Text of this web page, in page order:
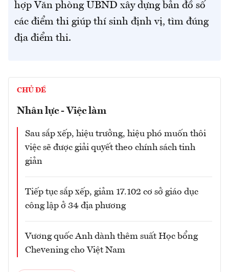
hợp Văn phòng UBND xây dựng bản đồ số
các điểm thi giúp thí sinh định vị, tìm đúng
địa điểm thi.
CHỦ ĐỀ
Nhân lực - Việc làm
Sau sắp xếp, hiệu trưởng, hiệu phó muốn thôi
việc sẽ được giải quyết theo chính sách tinh
giản
Tiếp tục sắp xếp, giảm 17.102 cơ sở giáo dục
công lập ở 34 địa phương
Vương quốc Anh dành thêm suất Học bổng
Chevening cho Việt Nam